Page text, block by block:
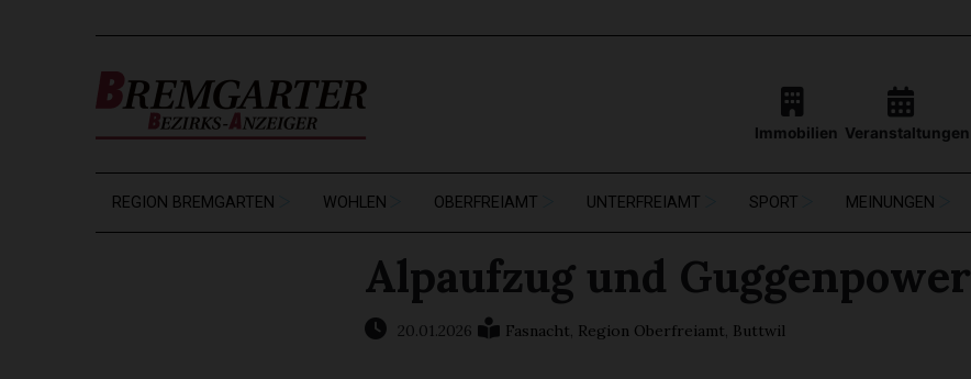
Immobilien Veranstaltungen
REGION BREMGARTEN WOHLEN OBERFREIAMT UNTERFREIAMT SPORT MEINUNGEN
Alpaufzug und Guggenpower
20.01.2026 Fasnacht, Region Oberfreiamt, Buttwil